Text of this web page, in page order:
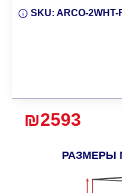
РАЗМЕРЫ
₪2593
SKU: ARCO-2WHT-